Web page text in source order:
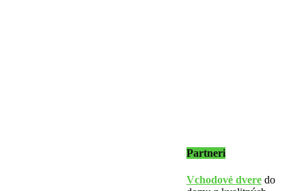
Partneri
Vchodové dvere do